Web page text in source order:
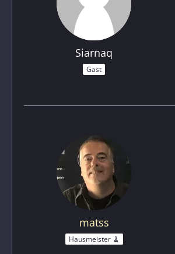
Siarnaq
Gast
matss
Hausmeister 🧹